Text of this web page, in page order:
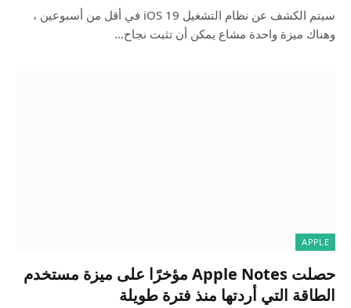
سيتم الكشف عن نظام التشغيل iOS 19 في أقل من أسبوعين ،
وهناك ميزة واحدة مشاع يمكن أن تثبت نجاح…
APPLE
حصلت Apple Notes مؤخرًا على ميزة مستخدم
الطاقة التي أردتها منذ فترة طويلة